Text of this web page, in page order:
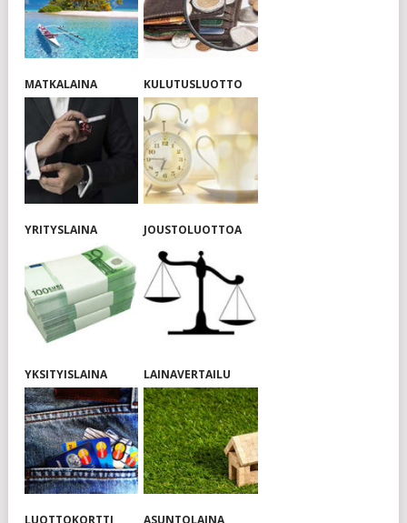
MATKALAINA KULUTUSLUOTTO
YRITYSLAINA JOUSTOLUOTTOA
YKSITYISLAINA LAINAVERTAILU
LUOTTOKORTTI ASUNTOLAINA